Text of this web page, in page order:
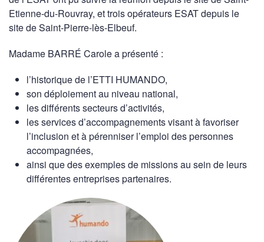
Etienne-du-Rouvray, et trois opérateurs ESAT depuis le
site de Saint-Pierre-lès-Elbeuf.
Madame BARRÉ Carole a présenté :
l’historique de l’ETTI HUMANDO,
son déploiement au niveau national,
les différents secteurs d’activités,
les services d’accompagnements visant à favoriser
l’inclusion et à pérenniser l’emploi des personnes
accompagnées,
ainsi que des exemples de missions au sein de leurs
différentes entreprises partenaires.